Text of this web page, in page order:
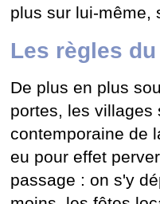
plus sur lui-même,
Les règles
De plus en plus
portes, les villages
contemporaine de
eu pour effet
passage : on s'y